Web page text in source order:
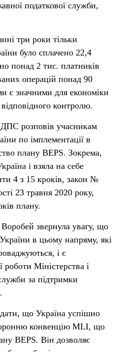
податкової служби,
три роки тільки
було сплачено 22,4
понад 2 тис. платників
операцій понад 90
значними для економіки
контролю.
розповів учасникам
по імплементації в
плану BEPS. Зокрема,
і взяла на себе
4 з 15 кроків, закон №
23 травня 2020 року,
плану.
звернула увагу, що
в цьому напряму, які
і є
роботи Міністерства і
за підтримки
що Україна успішно
конвенцію MLI, що
BEPS. Він дозволяє